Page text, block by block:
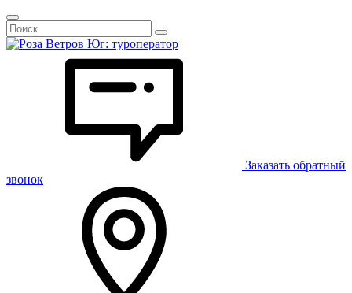
Заказать обратный
звонок